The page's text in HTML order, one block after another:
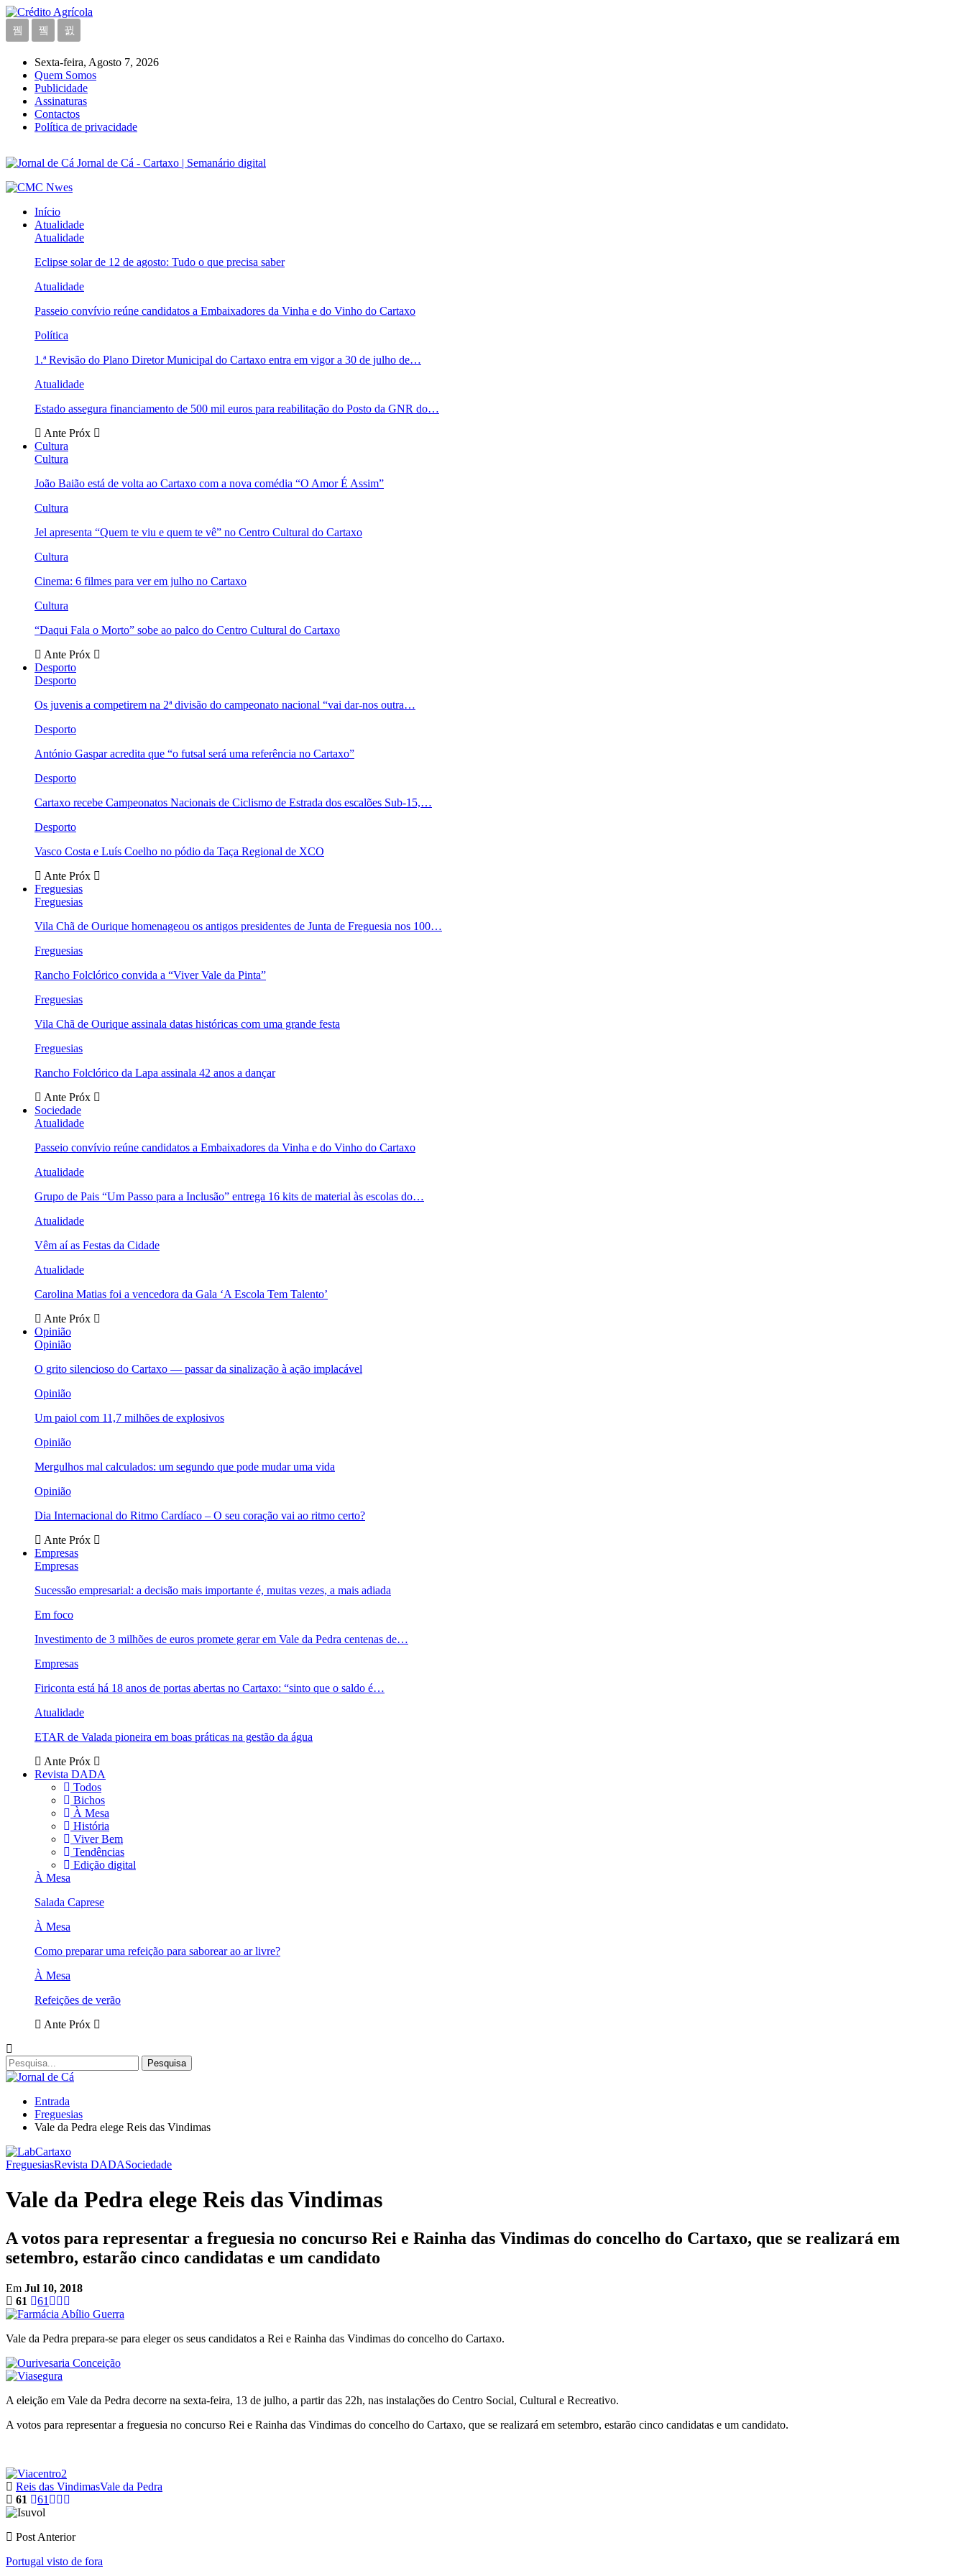
Sexta-feira, Agosto 7, 2026
Quem Somos
Publicidade
Assinaturas
Contactos
Política de privacidade
Jornal de Cá - Cartaxo | Semanário digital
Início
Atualidade
Atualidade
Eclipse solar de 12 de agosto: Tudo o que precisa saber
Atualidade
Passeio convívio reúne candidatos a Embaixadores da Vinha e do Vinho do Cartaxo
Política
1.ª Revisão do Plano Diretor Municipal do Cartaxo entra em vigor a 30 de julho de…
Atualidade
Estado assegura financiamento de 500 mil euros para reabilitação do Posto da GNR do…
Ante Próx
Cultura
Cultura
João Baião está de volta ao Cartaxo com a nova comédia “O Amor É Assim”
Cultura
Jel apresenta “Quem te viu e quem te vê” no Centro Cultural do Cartaxo
Cultura
Cinema: 6 filmes para ver em julho no Cartaxo
Cultura
“Daqui Fala o Morto” sobe ao palco do Centro Cultural do Cartaxo
Ante Próx
Desporto
Desporto
Os juvenis a competirem na 2ª divisão do campeonato nacional “vai dar-nos outra…
Desporto
António Gaspar acredita que “o futsal será uma referência no Cartaxo”
Desporto
Cartaxo recebe Campeonatos Nacionais de Ciclismo de Estrada dos escalões Sub-15,…
Desporto
Vasco Costa e Luís Coelho no pódio da Taça Regional de XCO
Ante Próx
Freguesias
Freguesias
Vila Chã de Ourique homenageou os antigos presidentes de Junta de Freguesia nos 100…
Freguesias
Rancho Folclórico convida a “Viver Vale da Pinta”
Freguesias
Vila Chã de Ourique assinala datas históricas com uma grande festa
Freguesias
Rancho Folclórico da Lapa assinala 42 anos a dançar
Ante Próx
Sociedade
Atualidade
Passeio convívio reúne candidatos a Embaixadores da Vinha e do Vinho do Cartaxo
Atualidade
Grupo de Pais “Um Passo para a Inclusão” entrega 16 kits de material às escolas do…
Atualidade
Vêm aí as Festas da Cidade
Atualidade
Carolina Matias foi a vencedora da Gala ‘A Escola Tem Talento’
Ante Próx
Opinião
Opinião
O grito silencioso do Cartaxo — passar da sinalização à ação implacável
Opinião
Um paiol com 11,7 milhões de explosivos
Opinião
Mergulhos mal calculados: um segundo que pode mudar uma vida
Opinião
Dia Internacional do Ritmo Cardíaco – O seu coração vai ao ritmo certo?
Ante Próx
Empresas
Empresas
Sucessão empresarial: a decisão mais importante é, muitas vezes, a mais adiada
Em foco
Investimento de 3 milhões de euros promete gerar em Vale da Pedra centenas de…
Empresas
Firiconta está há 18 anos de portas abertas no Cartaxo: “sinto que o saldo é…
Atualidade
ETAR de Valada pioneira em boas práticas na gestão da água
Ante Próx
Revista DADA
Todos
Bichos
À Mesa
História
Viver Bem
Tendências
Edição digital
À Mesa
Salada Caprese
À Mesa
Como preparar uma refeição para saborear ao ar livre?
À Mesa
Refeições de verão
Ante Próx
Entrada
Freguesias
Vale da Pedra elege Reis das Vindimas
FreguesiasRevista DADASociedade
Vale da Pedra elege Reis das Vindimas
A votos para representar a freguesia no concurso Rei e Rainha das Vindimas do concelho do Cartaxo, que se realizará em
setembro, estarão cinco candidatas e um candidato
Em Jul 10, 2018
61
61
Vale da Pedra prepara-se para eleger os seus candidatos a Rei e Rainha das Vindimas do concelho do Cartaxo.
A eleição em Vale da Pedra decorre na sexta-feira, 13 de julho, a partir das 22h, nas instalações do Centro Social, Cultural e Recreativo.
A votos para representar a freguesia no concurso Rei e Rainha das Vindimas do concelho do Cartaxo, que se realizará em setembro, estarão cinco candidatas e um candidato.
Reis das VindimasVale da Pedra
61
61
Post Anterior
Portugal visto de fora